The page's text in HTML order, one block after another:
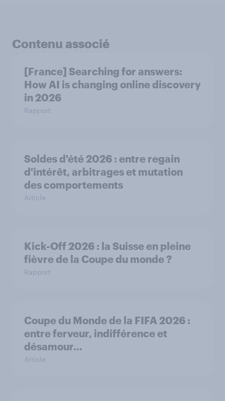
Contenu associé
[France] Searching for answers:
How AI is changing online discovery
in ​2026
Rapport
Soldes d'été 2026 : entre regain
d'intérêt, arbitrages et mutation
des comportements
Article
Kick-Off 2026 : la Suisse en pleine
fièvre de la Coupe du monde ?
Rapport
Coupe du Monde de la FIFA 2026 :
entre ferveur, indifférence et
désamour…
Article